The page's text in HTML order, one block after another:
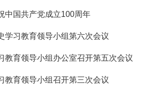
中国共产党成立100周年
学习教育领导小组第六次会议
教育领导小组办公室召开第五次会议
教育领导小组召开第三次会议